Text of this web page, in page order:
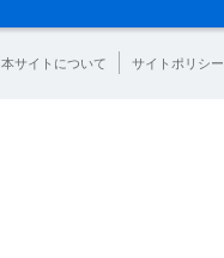
本サイトについて サイトポリシー